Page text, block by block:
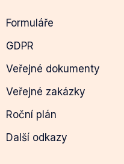
Formuláře
GDPR
Veřejné dokumenty
Veřejné zakázky
Roční plán
Další odkazy